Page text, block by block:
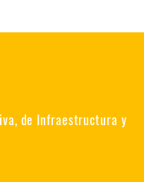
de Infraestructura y